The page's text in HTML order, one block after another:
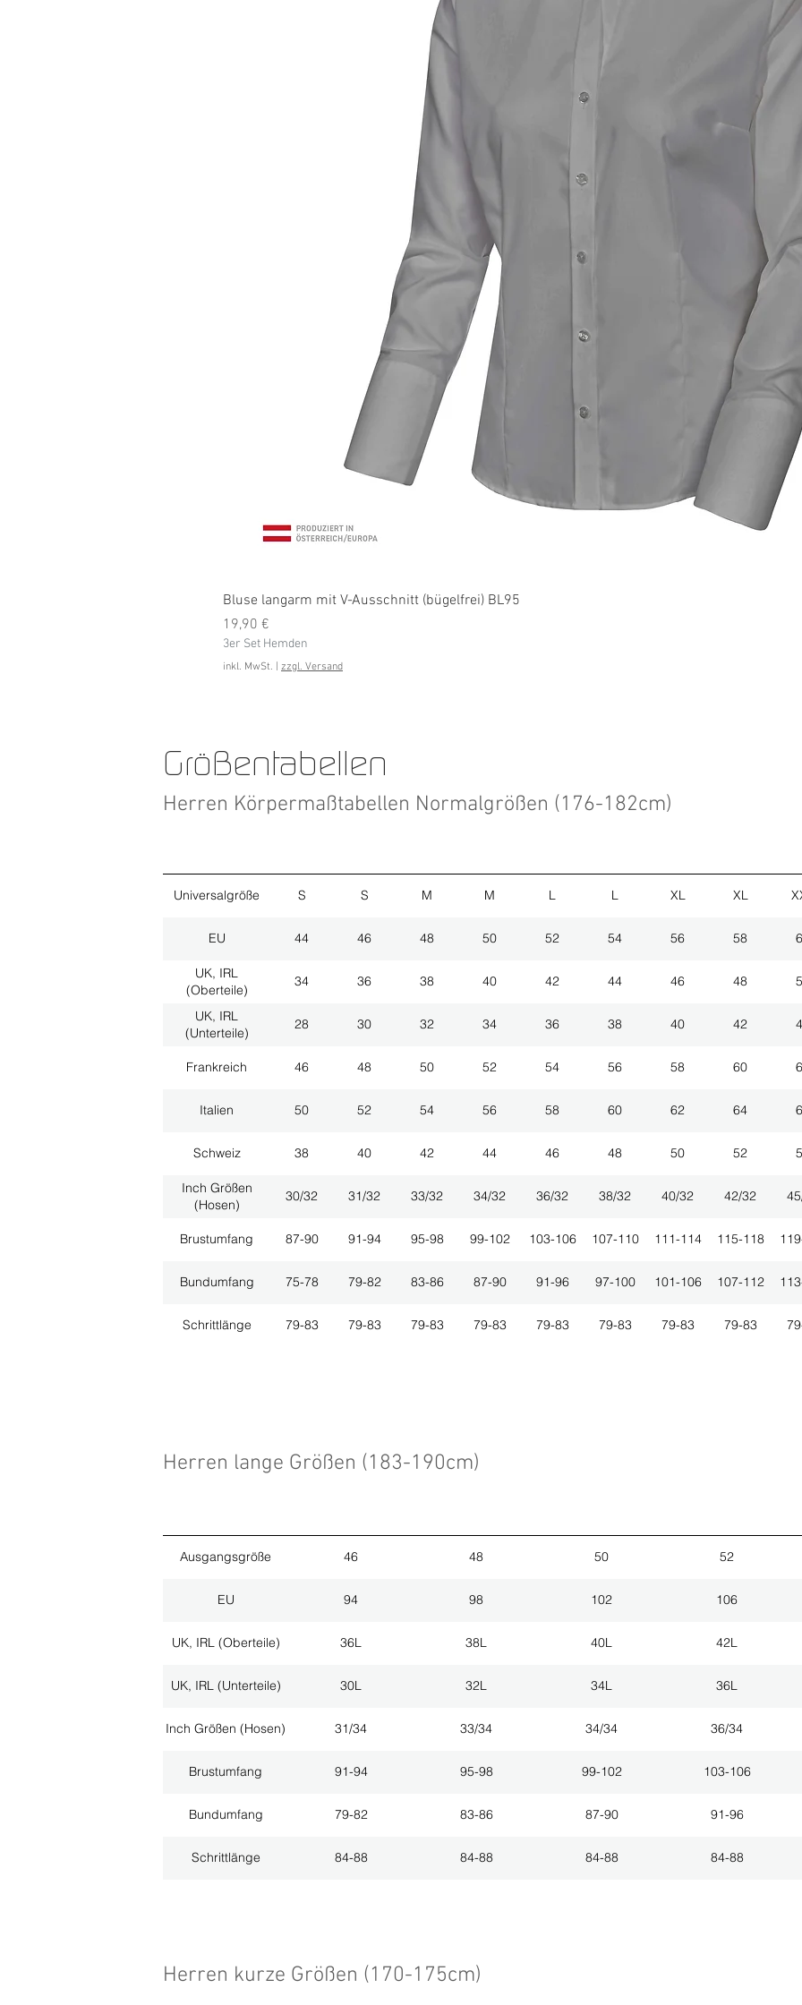
Bluse langarm mit V-Ausschnitt (bügelfrei) BL95
Preis
19,90 €
3er Set Hemden
inkl. MwSt. zzgl. Versand
Herren Körpermaßtabellen Normalgrößen (176-182cm)
Größentabellen
Universalgröße S S M M L L XL XL
EU 44 46 48 50 52 54 56 58
UK, IRL
(Oberteile)
34 36 38 40 42 44 46 48
UK, IRL
(Unterteile)
28 30 32 34 36 38 40 42
Frankreich 46 48 50 52 54 56 58 60
Italien 50 52 54 56 58 60 62 64
Schweiz 38 40 42 44 46 48 50 52
Inch Größen
(Hosen)
30/32 31/32 33/32 34/32 36/32 38/32 40/32 42/32
Brustumfang 87-90 91-94 95-98 99-102 103-106 107-110 111-114 115-118
Bundumfang 75-78 79-82 83-86 87-90 91-96 97-100 101-106 107-112
Schrittlänge 79-83 79-83 79-83 79-83 79-83 79-83 79-83 79-83
Herren lange Größen (183-190cm)
Ausgangsgröße 46 48 50 52
EU 94 98 102 106
UK, IRL (Oberteile) 36L 38L 40L 42L
UK, IRL (Unterteile) 30L 32L 34L 36L
Inch Größen (Hosen) 31/34 33/34 34/34 36/34
Brustumfang 91-94 95-98 99-102 103-106
Bundumfang 79-82 83-86 87-90 91-96
Schrittlänge 84-88 84-88 84-88 84-88
Herren kurze Größen (170-175cm)